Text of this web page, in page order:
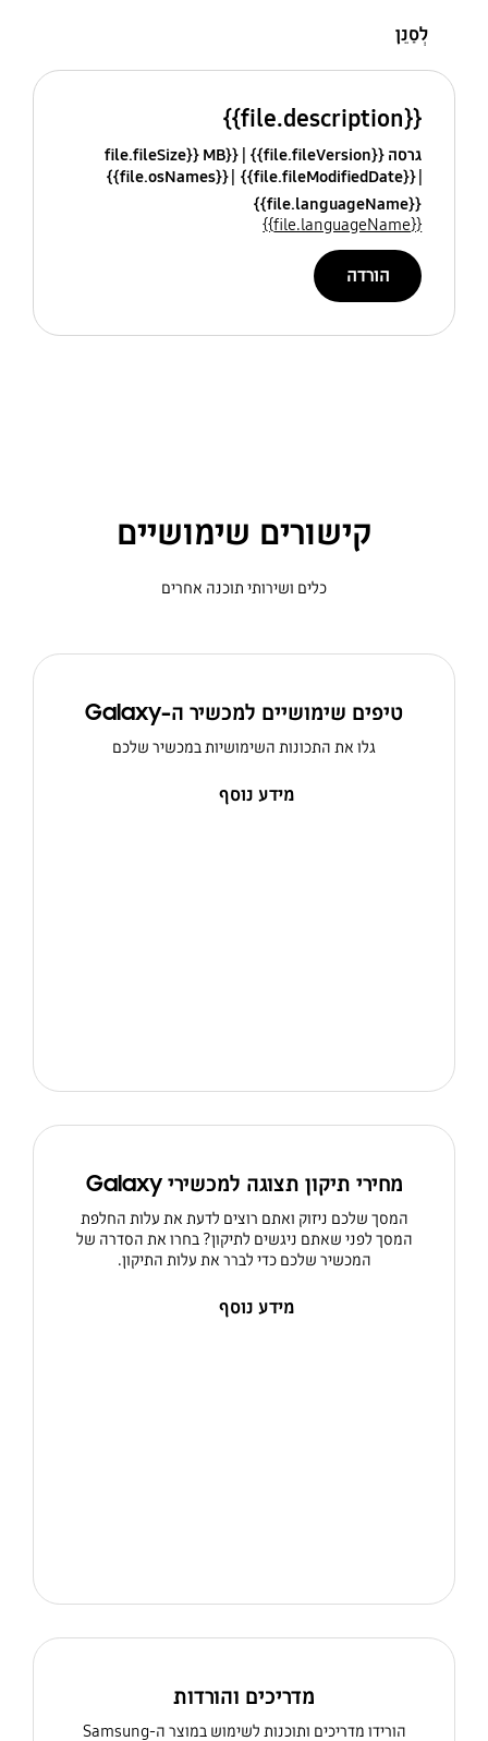
לְסַנֵן
{{file.description}}
גרסה {{file.fileVersion}}
{{file.fileSize}} MB
{{file.fileModifiedDate}}
{{file.osNames}}
{{file.languageName}}
{{file.languageName}}
הורדה
קישורים שימושיים
כלים ושירותי תוכנה אחרים
טיפים שימושיים למכשיר ה-Galaxy
גלו את התכונות השימושיות במכשיר שלכם
מידע נוסף
מחירי תיקון תצוגה למכשירי Galaxy
המסך שלכם ניזוק ואתם רוצים לדעת את עלות החלפת
המסך לפני שאתם ניגשים לתיקון? בחרו את הסדרה של
המכשיר שלכם כדי לברר את עלות התיקון.
מידע נוסף
מדריכים והורדות
הורידו מדריכים ותוכנות לשימוש במוצר ה-Samsung